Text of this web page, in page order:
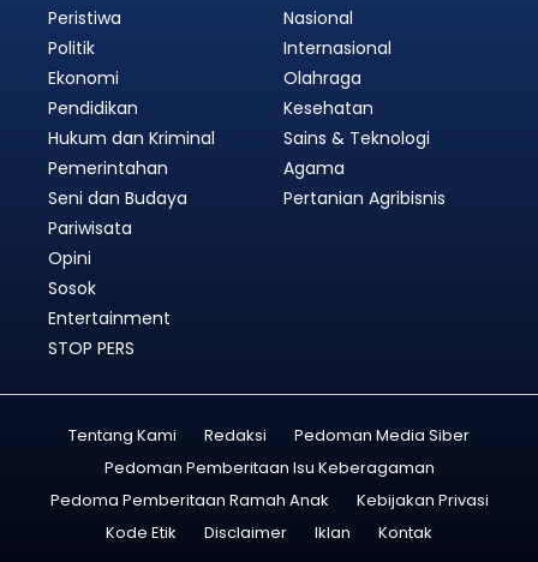
Peristiwa
Politik
Ekonomi
Pendidikan
Hukum dan Kriminal
Pemerintahan
Nasional
Internasional
Olahraga
Kesehatan
Sains & Teknologi
Agama
Seni dan Budaya
Pariwisata
Opini
Sosok
Entertainment
STOP PERS
Pertanian Agribisnis
Tentang Kami Redaksi
Pedoman Media Siber
Pedoman Pemberitaan Isu Keberagaman
Pedoma Pemberitaan Ramah Anak
Kebijakan Privasi
Kode Etik
Disclaimer Iklan Kontak